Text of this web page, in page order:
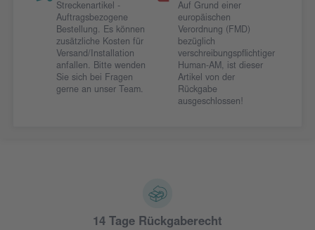
Streckenartikel -
Auftragsbezogene
Bestellung. Es können
zusätzliche Kosten für
Versand/Installation
anfallen. Bitte wenden
Sie sich bei Fragen
gerne an unser Team.
Auf Grund einer
europäischen
Verordnung (FMD)
bezüglich
verschreibungspflichtiger
Human-AM, ist dieser
Artikel von der
Rückgabe
ausgeschlossen!
14 Tage Rückgaberecht